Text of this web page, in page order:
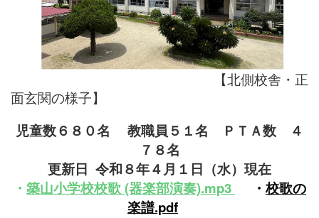
【北側校舎・正
面玄関の様子】
児童数６８０名 教職員５１名
ＰＴＡ数 ４
７８名
更新日 令和８年４月１ 日（水）現在
・ 築山小学校校歌 (器楽部演奏).mp3 ・校歌の
楽譜.pdf